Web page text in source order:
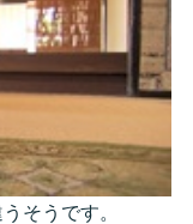
そうです。